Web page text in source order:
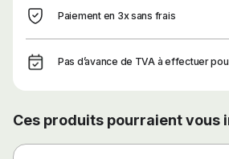
Paiement en 3x sans frais
Pas d’avance de TVA à effectuer
Ces produits pourraient vous